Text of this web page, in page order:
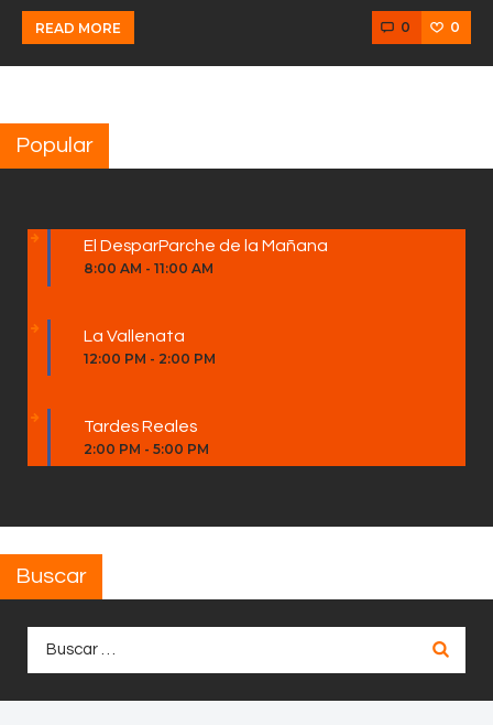
READ MORE 0 0
Popular
El DesparParche de la Mañana
8:00 AM - 11:00 AM
La Vallenata
12:00 PM - 2:00 PM
Tardes Reales
2:00 PM - 5:00 PM
Buscar